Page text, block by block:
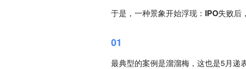
于是，一种景象开始浮现： IPO失败后
01
最典型的案例是溜溜梅，这也是5月递